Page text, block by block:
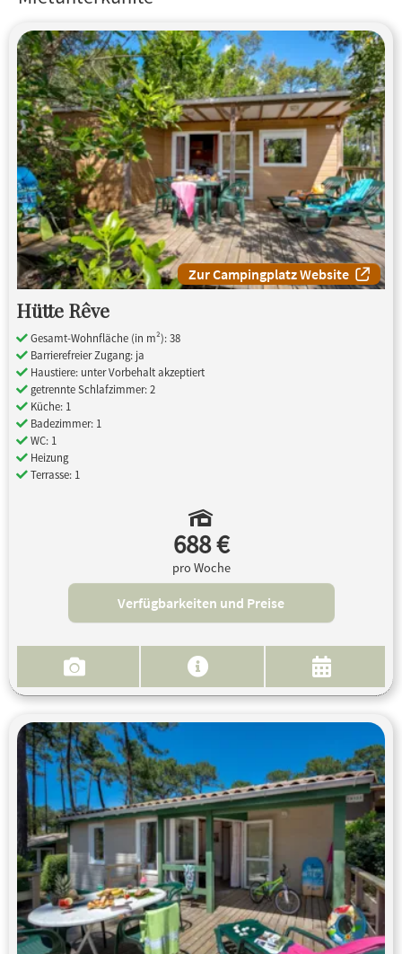
Zur Campingplatz Website
Hütte Rêve
Gesamt-Wohnfläche (in m²): 38
Barrierefreier Zugang: ja
Haustiere: unter Vorbehalt akzeptiert
getrennte Schlafzimmer: 2
Küche: 1
Badezimmer: 1
WC: 1
Heizung
Terrasse: 1
688 €
pro Woche
Verfügbarkeiten und Preise